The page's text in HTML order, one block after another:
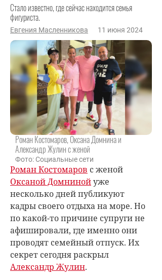
Стало известно, где сейчас находится семья
фигуриста.
Евгения Масленникова 11 июня 2024
Роман Костомаров, Оксана Домнина и
Александр Жулин с женой
Фото: Социальные сети
Роман Костомаров с женой
Оксаной Домнинойуже
несколько дней публикуют
кадры своего отдыха на море. Но
по какой-то причине супруги не
афишировали, где именно они
проводят семейный отпуск. Их
секрет сегодня раскрыл
Александр Жулин.